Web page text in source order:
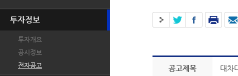
오시는 길
환경
지역사회와의 상생
톡.코리아
BASIC HOUSE
JUCY JUDY
AQUASCUTUM
투자정보
투자개요
공시정보
전자공고
공고제목 대차